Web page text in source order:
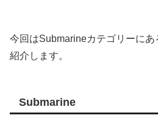
今回はSubmarineカテゴリーに
紹介します。
Submarine